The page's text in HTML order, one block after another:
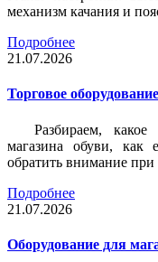
механизм качания и
Подробнее
21.07.2026
Торговое
Разбираем,
магазина обуви, как
обратить внимание
Подробнее
21.07.2026
Оборудование для